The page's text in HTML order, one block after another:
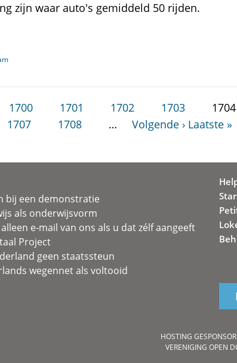
zijn waar auto's gemiddeld 50 rijden.
1700 1701 1702 1703
1704
1707 1708 … Volgende › Laatste »
bij een demonstratie
als onderwijsvorm
e-mail van ons als u dat zélf aangeeft
Project
geen staatssteun
wegennet als voltooid
HOSTING
VERENIGING OPEN